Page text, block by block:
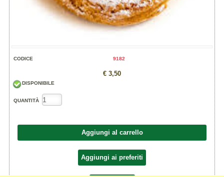
CODICE 9182
€ 3,50
DISPONIBILE
QUANTITÀ
Aggiungi al carrello
Aggiungi ai preferiti